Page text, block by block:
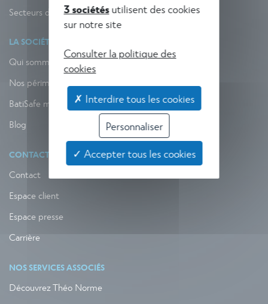
Secteurs d'activité
LA SOCIÉTÉ
Qui sommes-nous ?
Nos périmètres d’action
BatiSafe mag
Blog
CONTACT
Contact
Espace client
Espace presse
Carrière
NOS SERVICES ASSOCIÉS
Découvrez Théo Norme
3 sociétésutilisent des cookies
sur notre site
Consulter la politique des
cookies
✗ Interdire tous les cookies
Personnaliser
✓ Accepter tous les cookies